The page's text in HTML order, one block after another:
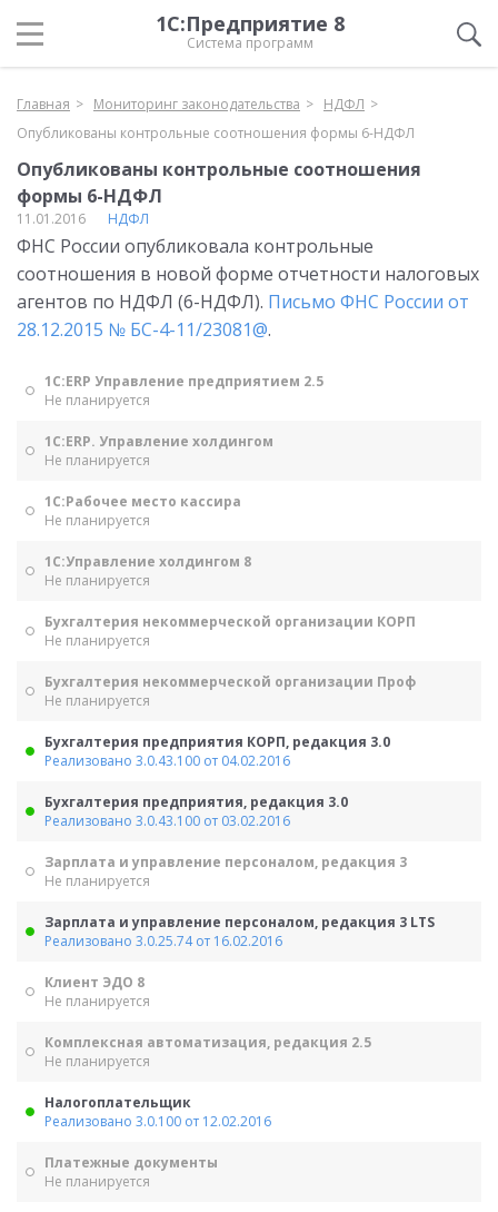
1С:Предприятие 8
Система программ
Главная Мониторинг законодательства
НДФЛ
Опубликованы контрольные соотношения формы 6-НДФЛ
Опубликованы контрольные соотношения
формы 6-НДФЛ
11.01.2016 НДФЛ
ФНС России опубликовала контрольные
соотношения в новой форме отчетности налоговых
агентов по НДФЛ (6-НДФЛ). Письмо ФНС России от
28.12.2015 № БС-4-11/23081@.
1С:ERP Управление предприятием 2.5
Не планируется
1С:ERP. Управление холдингом
Не планируется
1С:Рабочее место кассира
Не планируется
1С:Управление холдингом 8
Не планируется
Бухгалтерия некоммерческой организации КОРП
Не планируется
Бухгалтерия некоммерческой организации Проф
Не планируется
Бухгалтерия предприятия КОРП, редакция 3.0
Реализовано 3.0.43.100 от 04.02.2016
Бухгалтерия предприятия, редакция 3.0
Реализовано 3.0.43.100 от 03.02.2016
Зарплата и управление персоналом, редакция 3
Не планируется
Зарплата и управление персоналом, редакция 3 LTS
Реализовано 3.0.25.74 от 16.02.2016
Клиент ЭДО 8
Не планируется
Комплексная автоматизация, редакция 2.5
Не планируется
Налогоплательщик
Реализовано 3.0.100 от 12.02.2016
Платежные документы
Не планируется